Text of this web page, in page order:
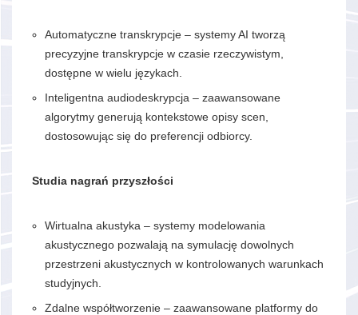
Automatyczne transkrypcje – systemy AI tworzą
precyzyjne transkrypcje w czasie rzeczywistym,
dostępne w wielu językach.
Inteligentna audiodeskrypcja – zaawansowane
algorytmy generują kontekstowe opisy scen,
dostosowując się do preferencji odbiorcy.
Studia nagrań przyszłości
Wirtualna akustyka – systemy modelowania
akustycznego pozwalają na symulację dowolnych
przestrzeni akustycznych w kontrolowanych warunkach
studyjnych.
Zdalne współtworzenie – zaawansowane platformy do